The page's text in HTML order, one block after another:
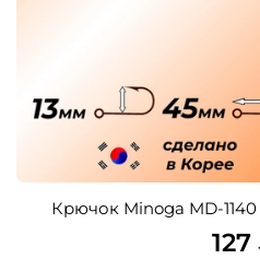
Крючок Minoga MD-